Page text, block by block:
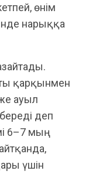
өнім
нарыққа
қарқынмен
ауыл
деп
6–7 мың
үшін